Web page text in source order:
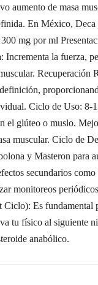
aumento de masa
En México,
mg por ml
Incrementa la fuerza,
Recuperación
Ciclo de Uso: 8-
el glúteo o muslo.
muscular. Ciclo de
y Masteron para
secundarios
monitoreos
Ciclo): Es fundamental
tu físico al siguiente
anabólico.